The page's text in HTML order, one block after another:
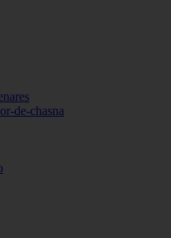
de-chasna